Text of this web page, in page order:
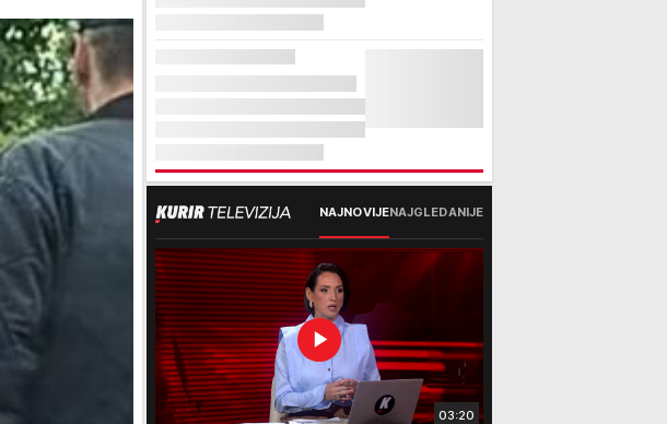
NAJNOVIJENAJGLEDANIJE
03:20